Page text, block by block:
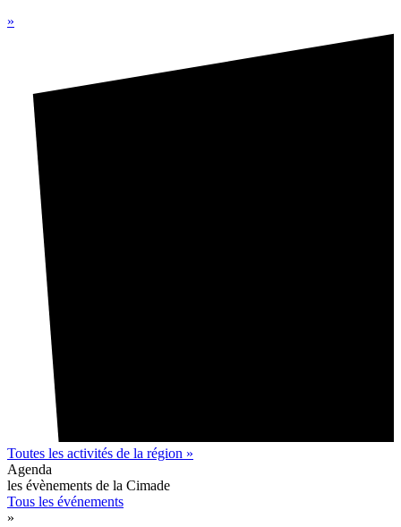
»
Toutes les activités de la région »
Agenda
les évènements de la Cimade
Tous les événements
»